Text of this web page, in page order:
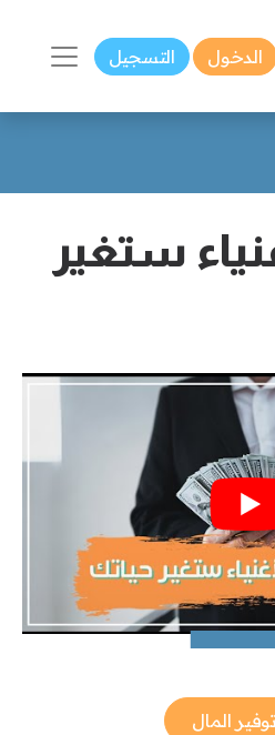
الدخول التسجيل
ستغير
توفير المال